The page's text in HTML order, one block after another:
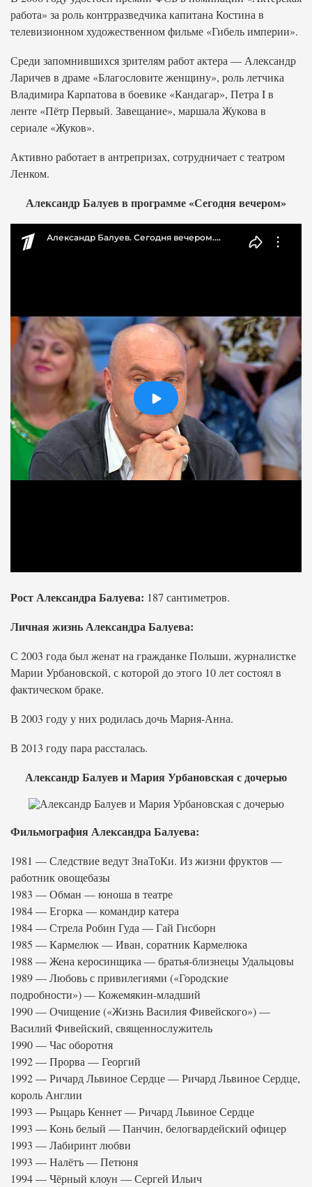
работа» за роль контрразведчика капитана Костина в
телевизионном художественном фильме «Гибель империи».
Среди запомнившихся зрителям работ актера — Александр
Ларичев в драме «Благословите женщину», роль летчика
Владимира Карпатова в боевике «Кандагар», Петра I в
ленте «Пётр Первый. Завещание», маршала Жукова в
сериале «Жуков».
Активно работает в антрепризах, сотрудничает с театром
Ленком.
Александр Балуев в программе «Сегодня вечером»
Рост Александра Балуева: 187 сантиметров.
Личная жизнь Александра Балуева:
С 2003 года был женат на гражданке Польши, журналистке
Марии Урбановской, с которой до этого 10 лет состоял в
фактическом браке.
В 2003 году у них родилась дочь Мария-Анна.
В 2013 году пара рассталась.
Александр Балуев и Мария Урбановская с дочерью
Фильмография Александра Балуева:
1981 — Следствие ведут ЗнаТоКи. Из жизни фруктов —
работник овощебазы
1983 — Обман — юноша в театре
1984 — Егорка — командир катера
1984 — Стрела Робин Гуда — Гай Гисборн
1985 — Кармелюк — Иван, соратник Кармелюка
1988 — Жена керосинщика — братья-близнецы Удальцовы
1989 — Любовь с привилегиями («Городские
подробности») — Кожемякин-младший
1990 — Очищение («Жизнь Василия Фивейского») —
Василий Фивейский, священнослужитель
1990 — Час оборотня
1992 — Прорва — Георгий
1992 — Ричард Львиное Сердце — Ричард Львиное Сердце,
король Англии
1993 — Рыцарь Кеннет — Ричард Львиное Сердце
1993 — Конь белый — Панчин, белогвардейский офицер
1993 — Лабиринт любви
1993 — Налётъ — Петюня
1994 — Чёрный клоун — Сергей Ильич